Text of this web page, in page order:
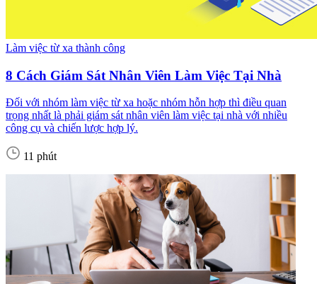
Làm việc từ xa thành công
8 Cách Giám Sát Nhân Viên Làm Việc Tại Nhà
Đối với nhóm làm việc từ xa hoặc nhóm hỗn hợp thì điều quan
trọng nhất là phải giám sát nhân viên làm việc tại nhà với nhiều
công cụ và chiến lược hợp lý.
11 phút